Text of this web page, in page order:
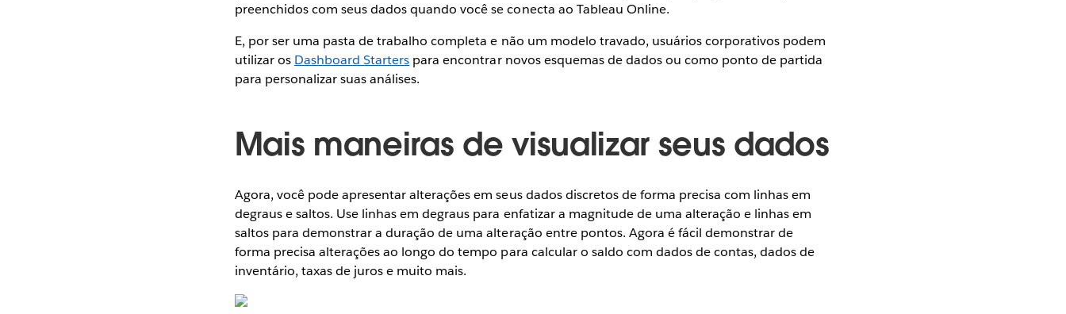
preenchidos com seus dados quando você se conecta ao Tableau Online.
E, por ser uma pasta de trabalho completa e não um modelo travado, usuários corporativos podem
utilizar os Dashboard Starters para encontrar novos esquemas de dados ou como ponto de partida
para personalizar suas análises.
Mais maneiras de visualizar seus dados
Agora, você pode apresentar alterações em seus dados discretos de forma precisa com linhas em
degraus e saltos. Use linhas em degraus para enfatizar a magnitude de uma alteração e linhas em
saltos para demonstrar a duração de uma alteração entre pontos. Agora é fácil demonstrar de
forma precisa alterações ao longo do tempo para calcular o saldo com dados de contas, dados de
inventário, taxas de juros e muito mais.